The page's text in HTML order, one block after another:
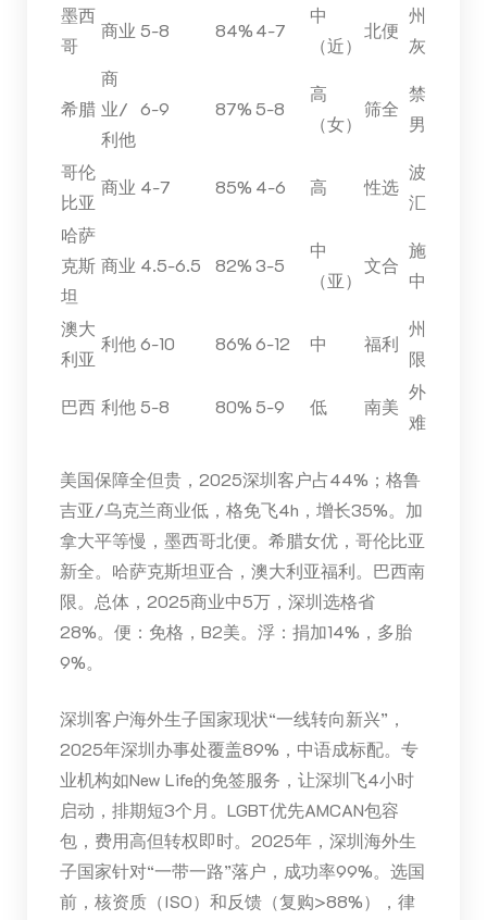
墨西
哥
商业 5-8 84%4-7
中
（近）
北便
州
灰
希腊
商
业/
利他
6-9 87%5-8
高
（女）
筛全
禁
男
哥伦
比亚
商业 4-7 85% 4-6 高 性选
波
汇
哈萨
克斯
坦
商业 4.5-6.5 82%3-5
中
（亚）
文合
施
中
澳大
利亚
利他 6-10 86%6-12 中 福利
州
限
巴西 利他 5-8 80%5-9 低 南美
外
难
美国保障全但贵，2025深圳客户占44%；格鲁
吉亚/乌克兰商业低，格免飞4h，增长35%。加
拿大平等慢，墨西哥北便。希腊女优，哥伦比亚
新全。哈萨克斯坦亚合，澳大利亚福利。巴西南
限。总体，2025商业中5万，深圳选格省
28%。便：免格，B2美。浮：捐加14%，多胎
9%。
深圳客户海外生子国家现状“一线转向新兴”，
2025年深圳办事处覆盖89%，中语成标配。专
业机构如New Life的免签服务，让深圳飞4小时
启动，排期短3个月。LGBT优先AMCAN包容
包，费用高但转权即时。2025年，深圳海外生
子国家针对“一带一路”落户，成功率99%。选国
前，核资质（ISO）和反馈（复购>88%），律